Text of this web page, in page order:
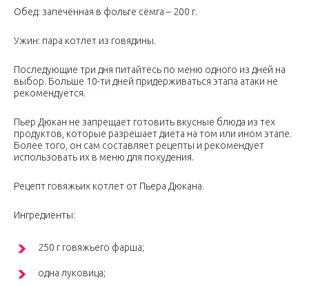
Обед: запечённая в фольге сёмга – 200 г.
Ужин: пара котлет из говядины.
Последующие три дня питайтесь по меню одного из дней на
выбор. Больше 10-ти дней придерживаться этапа атаки не
рекомендуется.
Пьер Дюкан не запрещает готовить вкусные блюда из тех
продуктов, которые разрешает диета на том или ином этапе.
Более того, он сам составляет рецепты и рекомендует
использовать их в меню для похудения.
Рецепт говяжьих котлет от Пьера Дюкана.
Ингредиенты:
250 г говяжьего фарша;
одна луковица;